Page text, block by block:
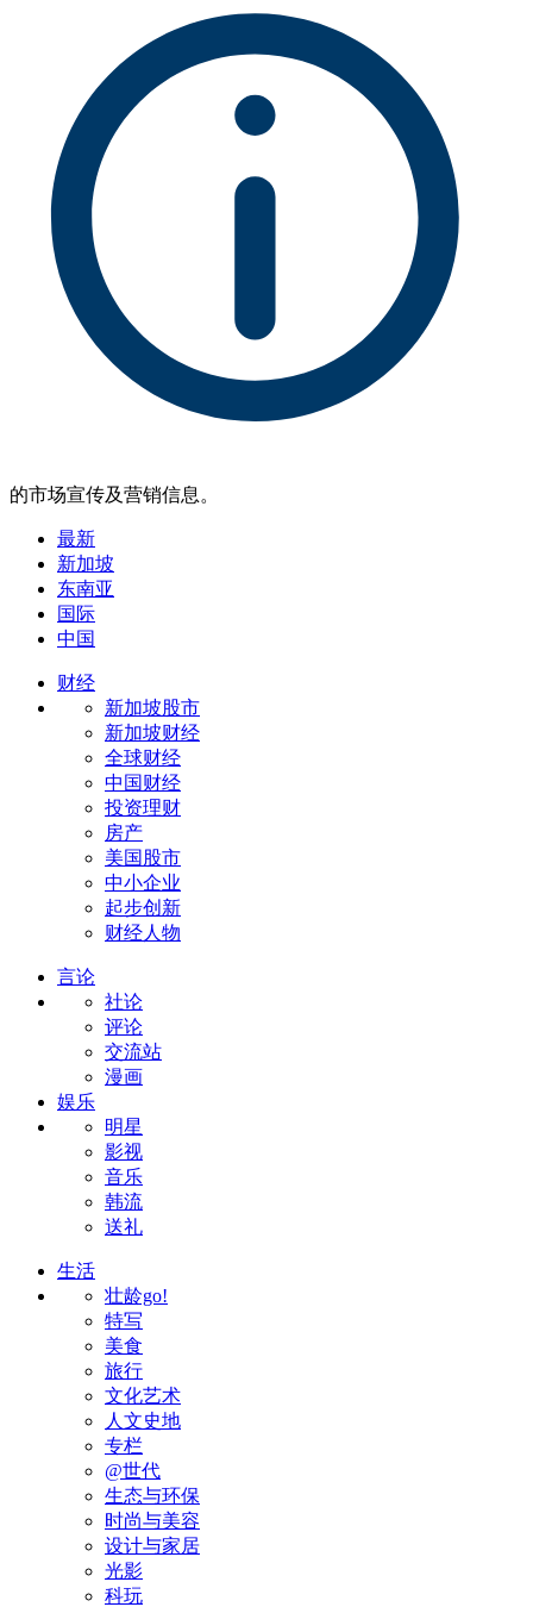
的市场宣传及营销信息。
最新
新加坡
东南亚
国际
中国
财经
新加坡股市
新加坡财经
全球财经
中国财经
投资理财
房产
美国股市
中小企业
起步创新
财经人物
言论
社论
评论
交流站
漫画
娱乐
明星
影视
音乐
韩流
送礼
生活
壮龄go!
特写
美食
旅行
文化艺术
人文史地
专栏
@世代
生态与环保
时尚与美容
设计与家居
光影
科玩